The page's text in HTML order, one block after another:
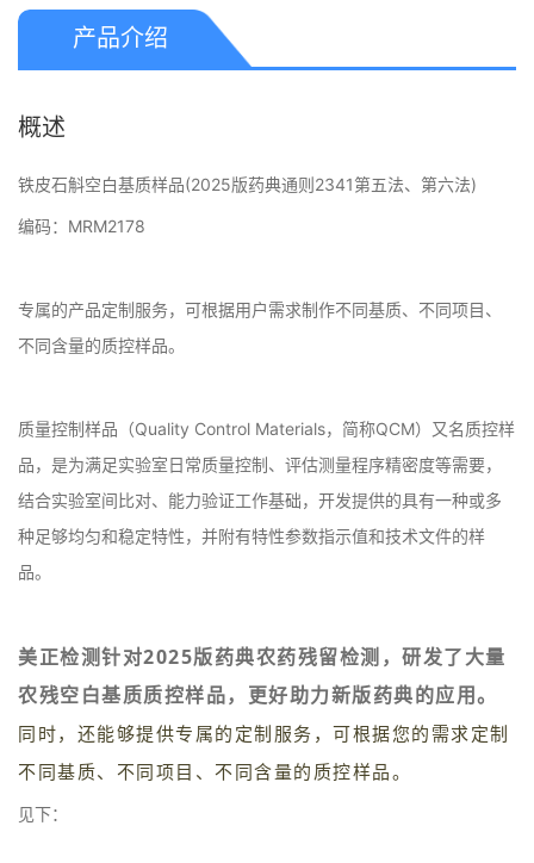
产品介绍
概述
铁皮石斛空白基质样品(2025版药典通则2341第五法、第六法)
编码：MRM2178
专属的产品定制服务，可根据用户需求制作不同基质、不同项目、
不同含量的质控样品。
质量控制样品（Quality Control Materials，简称QCM）又名质控样
品，是为满足实验室日常质量控制、评估测量程序精密度等需要，
结合实验室间比对、能力验证工作基础，开发提供的具有一种或多
种足够均匀和稳定特性，并附有特性参数指示值和技术文件的样
品。
美正检测针对2025版药典农药残留检测，研发了大量
农残空白基质质控样品，更好助力新版药典的应用。
同时，还能够提供专属的定制服务，可根据您的需求定制
不同基质、不同项目、不同含量的质控样品。
见下：